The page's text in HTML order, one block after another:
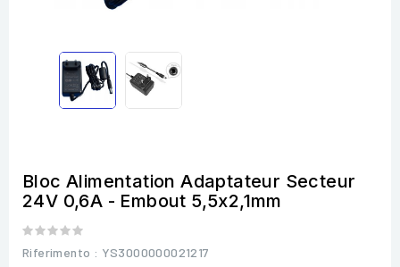
Bloc Alimentation Adaptateur Secteur
24V 0,6A - Embout 5,5x2,1mm
Riferimento : YS3000000021217